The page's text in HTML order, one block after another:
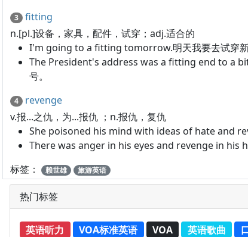
3
fitting
n.[pl.]设备，家具，配件，试穿；adj.适合的
I'm going to a fitting tomorrow.明天我要去试穿新
The President's address was a fitting end to a
号。
4
revenge
v.报...之仇，为...报仇 ；n.报仇，复仇
She poisoned his mind with ideas of hate and
There was anger in his eyes and revenge in his
标签：
赖世雄 旅游英语
热门标签
英语听力 VOA标准英语 VOA 英语歌曲